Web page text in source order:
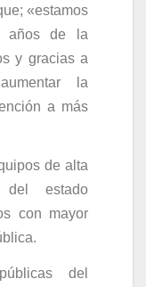
«estamos
años de la
y gracias a
la
a más
de alta
del estado
con mayor
del